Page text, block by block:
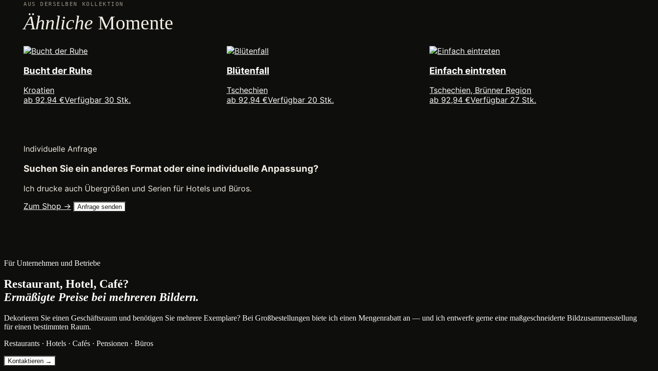
AUS DERSELBEN KOLLEKTION
Ähnliche Momente
Bucht der Ruhe
Kroatien
ab 92,94 €Verfügbar 30 Stk.
Blütenfall
Tschechien
ab 92,94 €Verfügbar 20 Stk.
Einfach eintreten
Tschechien, Brünner Region
ab 92,94 €Verfügbar 27 Stk.
Individuelle Anfrage
Suchen Sie ein anderes Format oder eine individuelle Anpassung?
Ich drucke auch Übergrößen und Serien für Hotels und Büros.
Zum Shop →
Anfrage senden
Für Unternehmen und Betriebe
Restaurant, Hotel, Café?
Ermäßigte Preise bei mehreren Bildern.
Dekorieren Sie einen Geschäftsraum und benötigen Sie mehrere Exemplare? Bei Großbestellungen biete ich einen Mengenrabatt an — und ich entwerfe gerne eine maßgeschneiderte Bildzusammenstellung
für einen bestimmten Raum.
Restaurants · Hotels · Cafés · Pensionen · Büros
Kontaktieren →